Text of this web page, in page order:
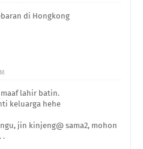
di Hongkong
maaf lahir batin.
keluarga hehe
jin kinjeng@ sama2, mohon
.